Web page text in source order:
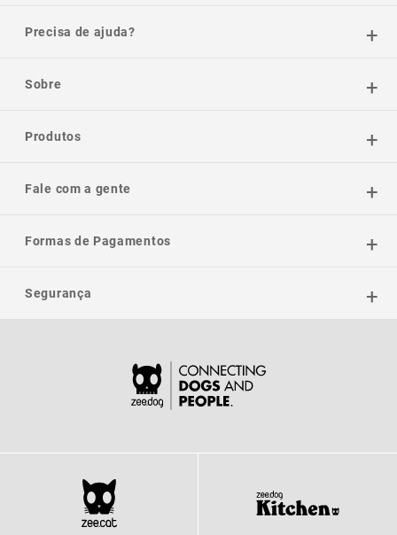
Precisa de ajuda?
Sobre
Produtos
Fale com a gente
Formas de Pagamentos
Segurança